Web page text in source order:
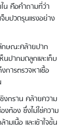
น คือคำถามที่ว่า
จ็บปวดรุนแรงอย่าง
ลักษณะคล้ายปาก
นปากมดลูกและเก็บ
การตรวจหาเชื้อ
งกราน คล้ายความ
งท้อง ซึ่งไม่ใช่ความ
เนื้อ และเข้าใจขั้น